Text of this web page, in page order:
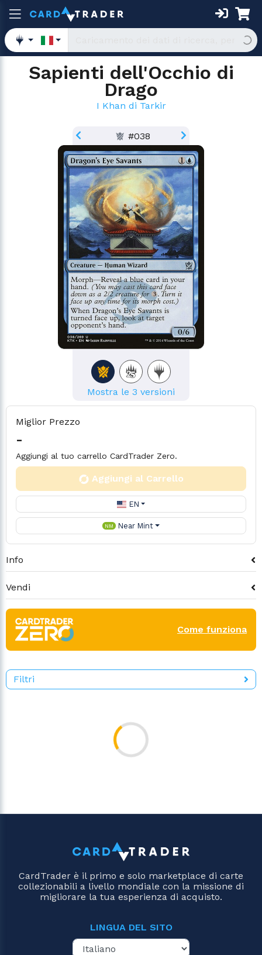
Sapienti dell'Occhio di
Drago
I Khan di Tarkir
#038
Mostra le 3 versioni
Miglior Prezzo
-
Aggiungi al tuo carrello CardTrader Zero.
Aggiungi al Carrello
EN
NM Near Mint
Info
Vendi
Come funziona
Filtri
CardTrader è il primo e solo marketplace di carte
collezionabili a livello mondiale con la missione di
migliorare la tua esperienza di acquisto.
LINGUA DEL SITO